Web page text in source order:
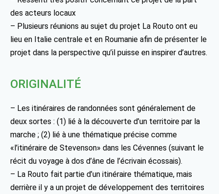
des acteurs locaux
– Plusieurs réunions au sujet du projet La Routo ont eu
lieu en Italie centrale et en Roumanie afin de présenter le
projet dans la perspective qu’il puisse en inspirer d’autres.
ORIGINALITÉ
– Les itinéraires de randonnées sont généralement de
deux sortes : (1) lié à la découverte d’un territoire par la
marche ; (2) lié à une thématique précise comme
«l’itinéraire de Stevenson» dans les Cévennes (suivant le
récit du voyage à dos d’âne de l’écrivain écossais).
– La Routo fait partie d’un itinéraire thématique, mais
derrière il y a un projet de développement des territoires